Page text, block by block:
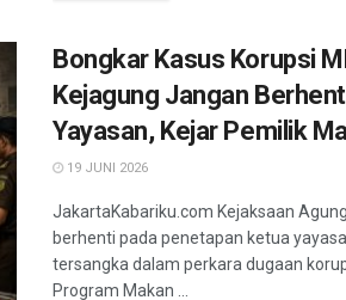
Bongkar Kasus Korupsi
Kejagung Jangan
Yayasan, Kejar Pemilik
19 JUNI 2026
JakartaKabariku.com Kejaksaan
berhenti pada penetapan ketua
tersangka dalam perkara dugaan
Program Makan ...